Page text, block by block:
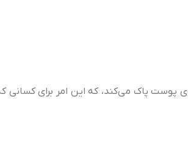
پاک می‌کند، که این امر برای کسانی